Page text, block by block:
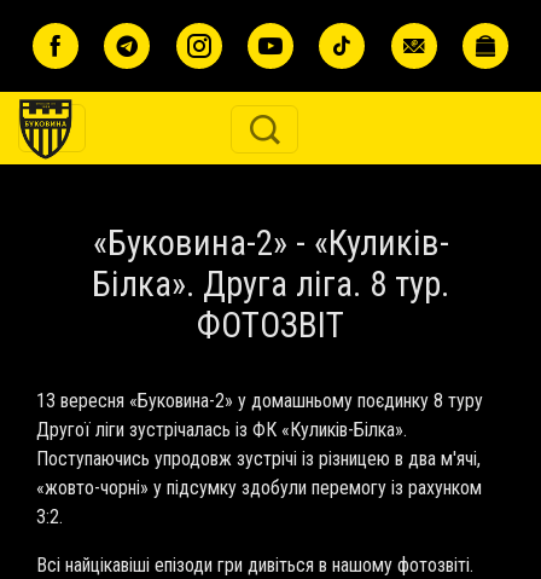
«Буковина-2» - «Куликів-
Білка». Друга ліга. 8 тур.
ФОТОЗВІТ
13 вересня «Буковина-2» у домашньому поєдинку 8 туру
Другої ліги зустрічалась із ФК «Куликів-Білка».
Поступаючись упродовж зустрічі із різницею в два м'ячі,
«жовто-чорні» у підсумку здобули перемогу із рахунком
3:2.
Всі найцікавіші епізоди гри дивіться в нашому фотозвіті.